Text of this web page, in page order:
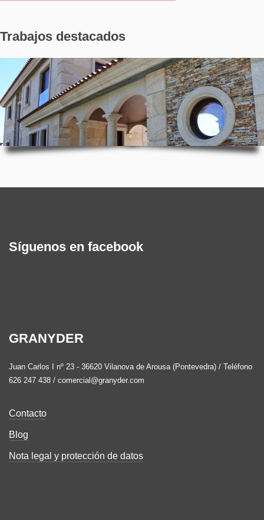
Trabajos destacados
Síguenos en facebook
GRANYDER
Juan Carlos I nº 23 - 36620 Vilanova de Arousa (Pontevedra) / Teléfono
626 247 438 / comercial@granyder.com
Contacto
Blog
Nota legal y protección de datos